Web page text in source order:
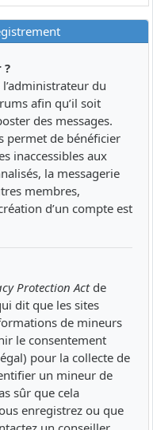
?
du
afin qu’il soit
des messages.
permet de bénéficier
inaccessibles aux
la messagerie
membres,
d’un compte est
Protection Actde
dit que les sites
de mineurs
le consentement
pour la collecte de
un mineur de
sûr que cela
enregistrez ou que